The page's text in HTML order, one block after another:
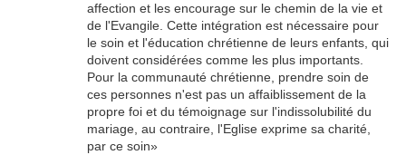
affection et les encourage sur le chemin de la vie et
de l'Evangile. Cette intégration est nécessaire pour
le soin et l'éducation chrétienne de leurs enfants, qui
doivent considérées comme les plus importants.
Pour la communauté chrétienne, prendre soin de
ces personnes n'est pas un affaiblissement de la
propre foi et du témoignage sur l'indissolubilité du
mariage, au contraire, l'Eglise exprime sa charité,
par ce soin»